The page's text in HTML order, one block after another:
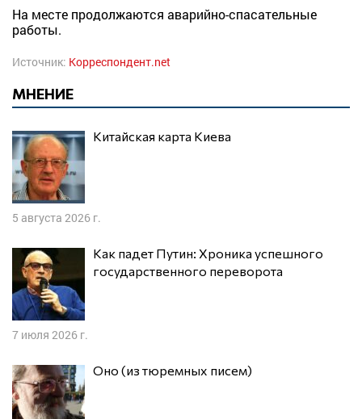
На месте продолжаются аварийно-спасательные
работы.
Источник: Корреспондент.net
МНЕНИЕ
Китайская карта Киева
5 августа 2026 г.
Как падет Путин: Хроника успешного
государственного переворота
7 июля 2026 г.
Оно (из тюремных писем)